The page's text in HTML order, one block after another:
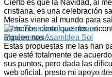
Cierto es que la Navidad, al
cristiana, es una celebración
Mesías viene al mundo para
es menos cierto que nos
alguien nos …
Propuestas Asamblea Sol
Estas propuestas me las han
que esté totalmente de
sus puntos, pero dada las
web oficial, presto mi apoyo